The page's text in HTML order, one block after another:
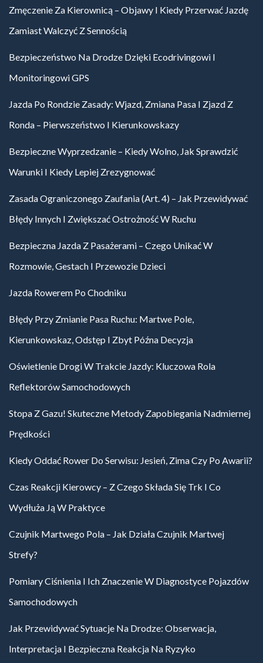
Zmęczenie Za Kierownicą – Objawy I Kiedy Przerwać Jazdę
Zamiast Walczyć Z Sennością
Bezpieczeństwo Na Drodze Dzięki Ecodrivingowi I
Monitoringowi GPS
Jazda Po Rondzie Zasady: Wjazd, Zmiana Pasa I Zjazd Z
Ronda – Pierwszeństwo I Kierunkowskazy
Bezpieczne Wyprzedzanie – Kiedy Wolno, Jak Sprawdzić
Warunki I Kiedy Lepiej Zrezygnować
Zasada Ograniczonego Zaufania (art. 4) – Jak Przewidywać
Błędy Innych I Zwiększać Ostrożność W Ruchu
Bezpieczna Jazda Z Pasażerami – Czego Unikać W
Rozmowie, Gestach I Przewozie Dzieci
Jazda Rowerem Po Chodniku
Błędy Przy Zmianie Pasa Ruchu: Martwe Pole,
Kierunkowskaz, Odstęp I Zbyt Późna Decyzja
Oświetlenie Drogi W Trakcie Jazdy: Kluczowa Rola
Reflektorów Samochodowych
Stopa Z Gazu! Skuteczne Metody Zapobiegania Nadmiernej
Prędkości
Kiedy Oddać Rower Do Serwisu: Jesień, Zima Czy Po Awarii?
Czas Reakcji Kierowcy – Z Czego Składa Się Trk I Co
Wydłuża Ją W Praktyce
Czujnik Martwego Pola – Jak Działa Czujnik Martwej
Strefy?
Pomiary Ciśnienia I Ich Znaczenie W Diagnostyce Pojazdów
Samochodowych
Jak Przewidywać Sytuacje Na Drodze: Obserwacja,
Interpretacja I Bezpieczna Reakcja Na Ryzyko